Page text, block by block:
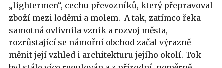
„lightermen“, cechu převozníků, který přepravoval
zboží mezi loděmi a molem. A tak, zatímco řeka
samotná ovlivnila vznik a rozvoj města,
rozrůstající se námořní obchod začal výrazně
měnit její vzhled i architekturu jejího okolí. Tok